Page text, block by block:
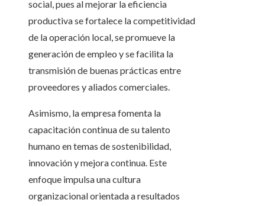
social, pues al mejorar la eficiencia
productiva se fortalece la competitividad
de la operación local, se promueve la
generación de empleo y se facilita la
transmisión de buenas prácticas entre
proveedores y aliados comerciales.
Asimismo, la empresa fomenta la
capacitación continua de su talento
humano en temas de sostenibilidad,
innovación y mejora continua. Este
enfoque impulsa una cultura
organizacional orientada a resultados